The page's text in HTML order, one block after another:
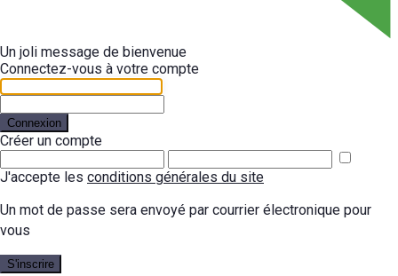
Un joli message de bienvenue
Connectez-vous à votre compte
Connexion
Créer un compte
J'accepte les conditions générales du site
Un mot de passe sera envoyé par courrier électronique pour
vous
S'inscrire